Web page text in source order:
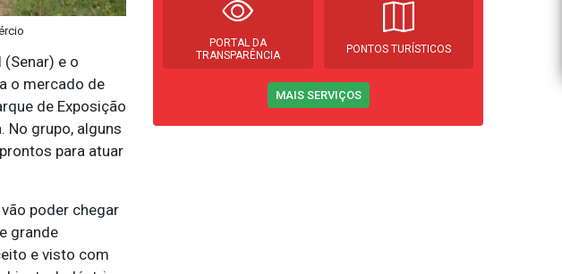
e o
o mercado de
de Exposição
No grupo, alguns
para atuar
poder chegar
grande
e visto com
PORTAL DA
TRANSPARÊNCIA
PONTOS TURÍSTICOS
MAIS SERVIÇOS